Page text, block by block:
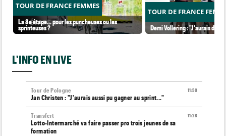
TOUR DE FRANCE FEMMES
La 8e étape… pour les puncheuses ou les
sprinteuses ?
TOUR DE FRANCE
Demi Vollering : "J'aurais dû
L'INFO EN LIVE
11:50
Tour de Pologne
Jan Christen : "J'aurais aussi pu gagner au sprint..."
11:28
Transfert
Lotto-Intermarché va faire passer pro trois jeunes de sa
formation